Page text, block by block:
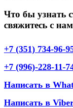
Что бы узнать
свяжитесь с
+7 (351) 734-96-
+7 (996)-228-11-
Написать в
Написать в